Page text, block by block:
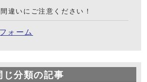
違いにご注意ください！
ォーム
じ分類の記事